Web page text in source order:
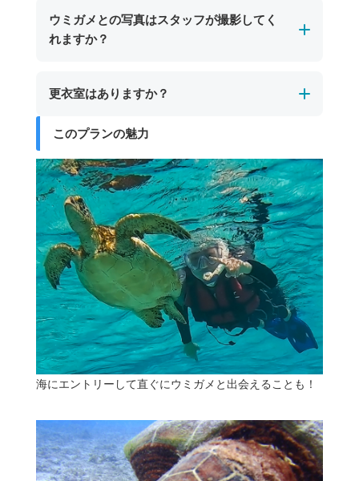
ご了承ください。
ただし、ツアーで訪れるのはサンゴ礁が美しい
も色鮮やかなサンゴや多彩な熱帯魚との出会い
シトシト雨の場合は催行します。海洋状況にう
よっては、直前のツアーキャンセルやプログラ
ウミガメとの写真はスタッフが撮影してく
れますか？
ツアー中はスタッフが水中でウミガメとの写真
渡しいたします。
更衣室はありますか？
更衣室・お手洗い・シャワー設備はございませ
ん。
シュノーケリング後に塩を流せる真水をご用意
していますので、簡単な洗い流しにはご利用い
ただけます。着替えが必要な方は、あらかじめ
水着を着用のうえお越しいただくか、ご自身の
お車でお着替えをお願いいたします。
このプランの魅力
海にエントリーして直ぐにウミガメと出会えることも！